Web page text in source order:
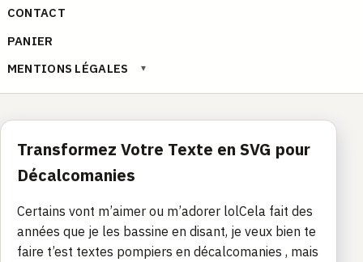
CONTACT
PANIER
MENTIONS LÉGALES
▾
Transformez Votre Texte en SVG pour
Décalcomanies
Certains vont m’aimer ou m’adorer lolCela fait des
années que je les bassine en disant, je veux bien te
faire t’est textes pompiers en décalcomanies , mais